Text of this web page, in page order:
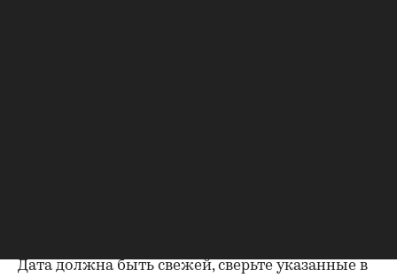
Дата должна быть свежей, сверьте указанные в